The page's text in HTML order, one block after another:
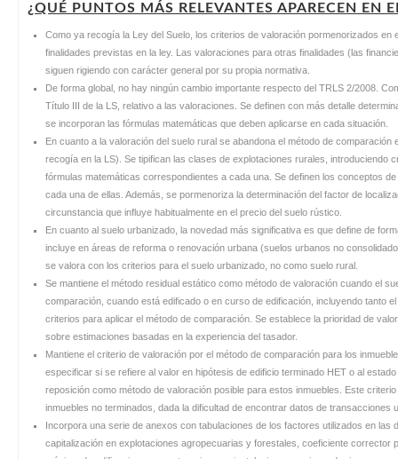
¿QUÉ PUNTOS MÁS RELEVANTES APARECEN EN
Como ya recogía la Ley del Suelo, los criterios de valoración pormenorizados en
finalidades previstas en la ley. Las valoraciones para otras finalidades (las
siguen rigiendo con carácter general por su propia normativa.
De forma global, no hay ningún cambio importante respecto del TRLS 2/2008.
Título III de la LS, relativo a las valoraciones. Se definen con más detalle
se incorporan las fórmulas matemáticas que deben aplicarse en cada situación.
En cuanto a la valoración del suelo rural se abandona el método de
recogía en la LS). Se tipifican las clases de explotaciones rurales, introduciendo
fórmulas matemáticas correspondientes a cada una. Se definen los conceptos
cada una de ellas. Además, se pormenoriza la determinación del factor de
circunstancia que influye habitualmente en el precio del suelo rústico.
En cuanto al suelo urbanizado, la novedad más significativa es que define de
incluye en áreas de reforma o renovación urbana (suelos urbanos no
se valora con los criterios para el suelo urbanizado, no como suelo rural.
Se mantiene el método residual estático como método de valoración cuando el
comparación, cuando está edificado o en curso de edificación, incluyendo tanto
criterios para aplicar el método de comparación. Se establece la prioridad de
sobre estimaciones basadas en la experiencia del tasador.
Mantiene el criterio de valoración por el método de comparación para los
especificar si se refiere al valor en hipótesis de edificio terminado HET o al
reposición como método de valoración posible para estos inmuebles. Este
inmuebles no terminados, dada la dificultad de encontrar datos de
Incorpora una serie de anexos con tabulaciones de los factores utilizados en
capitalización en explotaciones agropecuarias y forestales, coeficiente corrector